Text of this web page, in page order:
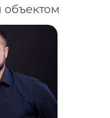
объектом